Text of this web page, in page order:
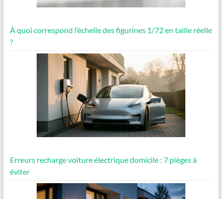
À quoi correspond l’échelle des figurines 1/72 en taille réelle
?
Erreurs recharge voiture électrique domicile : 7 pièges à
éviter